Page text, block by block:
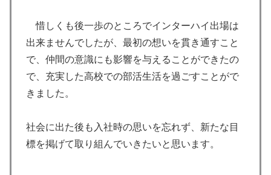
惜しくも後一歩のところでインターハイ出場は
出来ませんでしたが、最初の想いを貫き通すこと
で、仲間の意識にも影響を与えることができたの
で、充実した高校での部活生活を過ごすことがで
きました。
社会に出た後も入社時の思いを忘れず、新たな目
標を掲げて取り組んでいきたいと思います。